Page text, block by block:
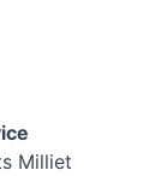
Milliet